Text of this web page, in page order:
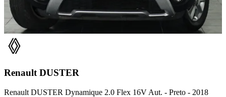
Renault DUSTER
Renault DUSTER Dynamique 2.0 Flex 16V Aut. - Preto - 2018